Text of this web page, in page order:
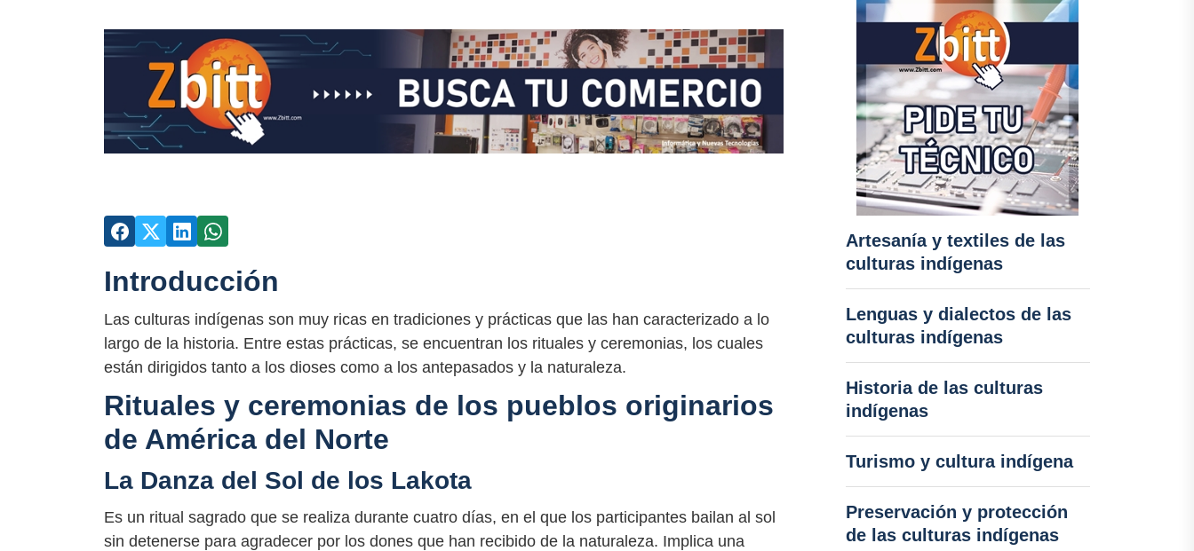
Introducción
Las culturas indígenas son muy ricas en tradiciones y prácticas que las han caracterizado a lo
largo de la historia. Entre estas prácticas, se encuentran los rituales y ceremonias, los cuales
están dirigidos tanto a los dioses como a los antepasados y la naturaleza.
Rituales y ceremonias de los pueblos originarios
de América del Norte
La Danza del Sol de los Lakota
Es un ritual sagrado que se realiza durante cuatro días, en el que los participantes bailan al sol
sin detenerse para agradecer por los dones que han recibido de la naturaleza. Implica una
Artesanía y textiles de las
culturas indígenas
Lenguas y dialectos de las
culturas indígenas
Historia de las culturas
indígenas
Turismo y cultura indígena
Preservación y protección
de las culturas indígenas